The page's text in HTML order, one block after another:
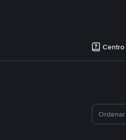
Centro